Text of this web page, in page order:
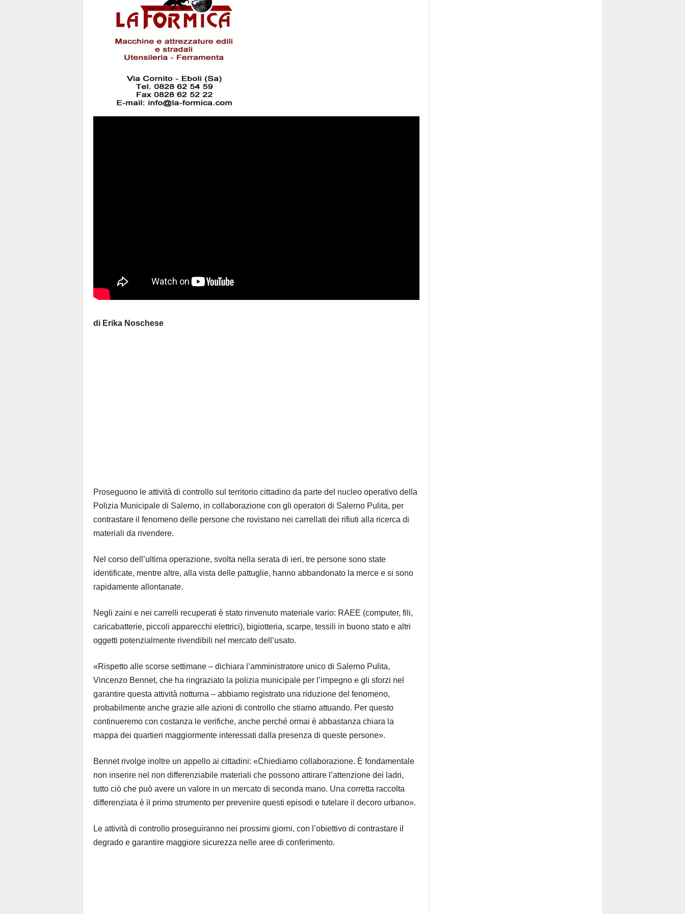
di Erika Noschese
Proseguono le attività di controllo sul territorio cittadino da parte del nucleo operativo della
Polizia Municipale di Salerno, in collaborazione con gli operatori di Salerno Pulita, per
contrastare il fenomeno delle persone che rovistano nei carrellati dei rifiuti alla ricerca di
materiali da rivendere.
Nel corso dell’ultima operazione, svolta nella serata di ieri, tre persone sono state
identificate, mentre altre, alla vista delle pattuglie, hanno abbandonato la merce e si sono
rapidamente allontanate.
Negli zaini e nei carrelli recuperati è stato rinvenuto materiale vario: RAEE (computer, fili,
caricabatterie, piccoli apparecchi elettrici), bigiotteria, scarpe, tessili in buono stato e altri
oggetti potenzialmente rivendibili nel mercato dell’usato.
«Rispetto alle scorse settimane – dichiara l’amministratore unico di Salerno Pulita,
Vincenzo Bennet, che ha ringraziato la polizia municipale per l’impegno e gli sforzi nel
garantire questa attività notturna – abbiamo registrato una riduzione del fenomeno,
probabilmente anche grazie alle azioni di controllo che stiamo attuando. Per questo
continueremo con costanza le verifiche, anche perché ormai è abbastanza chiara la
mappa dei quartieri maggiormente interessati dalla presenza di queste persone».
Bennet rivolge inoltre un appello ai cittadini: «Chiediamo collaborazione. È fondamentale
non inserire nel non differenziabile materiali che possono attirare l’attenzione dei ladri,
tutto ciò che può avere un valore in un mercato di seconda mano. Una corretta raccolta
differenziata è il primo strumento per prevenire questi episodi e tutelare il decoro urbano».
Le attività di controllo proseguiranno nei prossimi giorni, con l’obiettivo di contrastare il
degrado e garantire maggiore sicurezza nelle aree di conferimento.